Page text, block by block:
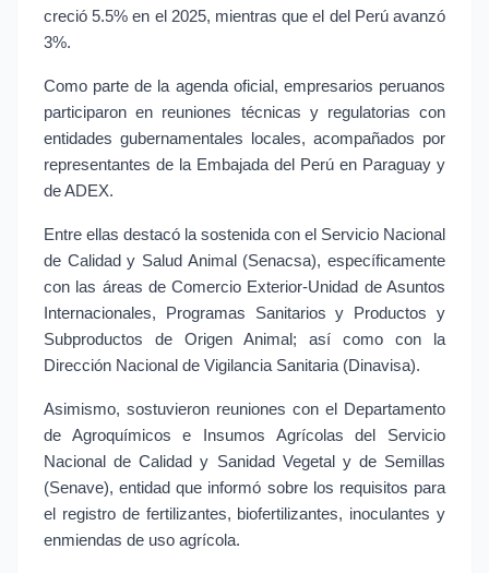
creció 5.5% en el 2025, mientras que el del Perú avanzó
3%.
Como parte de la agenda oficial, empresarios peruanos
participaron en reuniones técnicas y regulatorias con
entidades gubernamentales locales, acompañados por
representantes de la Embajada del Perú en Paraguay y
de ADEX.
Entre ellas destacó la sostenida con el Servicio Nacional
de Calidad y Salud Animal (Senacsa), específicamente
con las áreas de Comercio Exterior-Unidad de Asuntos
Internacionales, Programas Sanitarios y Productos y
Subproductos de Origen Animal; así como con la
Dirección Nacional de Vigilancia Sanitaria (Dinavisa).
Asimismo, sostuvieron reuniones con el Departamento
de Agroquímicos e Insumos Agrícolas del Servicio
Nacional de Calidad y Sanidad Vegetal y de Semillas
(Senave), entidad que informó sobre los requisitos para
el registro de fertilizantes, biofertilizantes, inoculantes y
enmiendas de uso agrícola.